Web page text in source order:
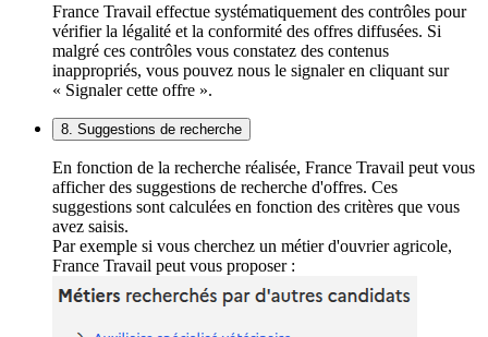
France Travail effectue systématiquement des contrôles pour
vérifier la légalité et la conformité des offres diffusées. Si
malgré ces contrôles vous constatez des contenus
inappropriés, vous pouvez nous le signaler en cliquant sur
« Signaler cette offre ».
8. Suggestions de recherche
En fonction de la recherche réalisée, France Travail peut vous
afficher des suggestions de recherche d'offres. Ces
suggestions sont calculées en fonction des critères que vous
avez saisis.
Par exemple si vous cherchez un métier d'ouvrier agricole,
France Travail peut vous proposer :